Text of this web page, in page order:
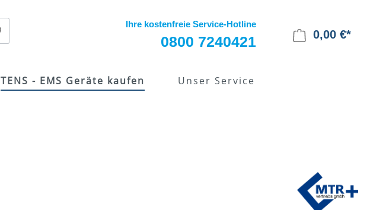
Ihre kostenfreie Service-Hotline
0800 7240421 0,00 €*
TENS - EMS Geräte kaufen Unser Service